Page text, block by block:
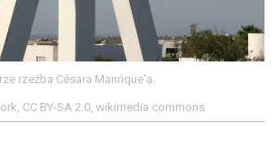
rzeźba Césara Manrique'a.
CC BY-SA 2.0, wikimedia commons